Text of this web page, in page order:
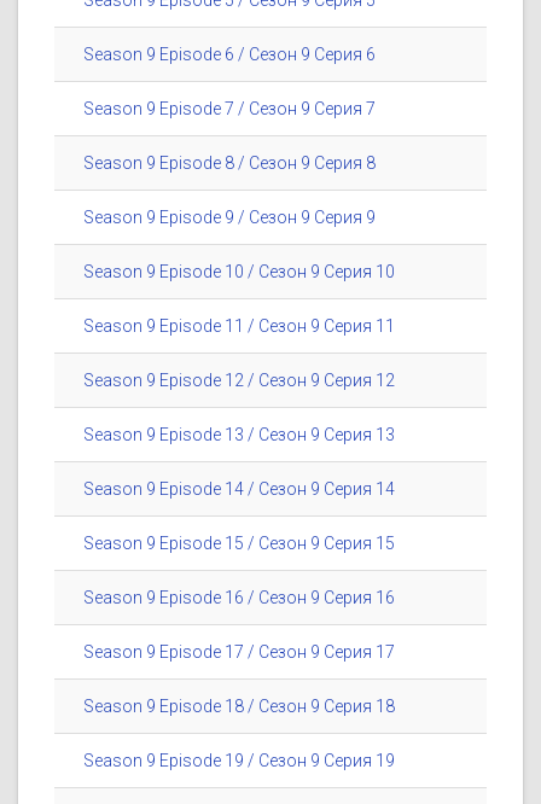
Season 9 Episode 6 / Сезон 9 Серия 6
Season 9 Episode 7 / Сезон 9 Серия 7
Season 9 Episode 8 / Сезон 9 Серия 8
Season 9 Episode 9 / Сезон 9 Серия 9
Season 9 Episode 10 / Сезон 9 Серия 10
Season 9 Episode 11 / Сезон 9 Серия 11
Season 9 Episode 12 / Сезон 9 Серия 12
Season 9 Episode 13 / Сезон 9 Серия 13
Season 9 Episode 14 / Сезон 9 Серия 14
Season 9 Episode 15 / Сезон 9 Серия 15
Season 9 Episode 16 / Сезон 9 Серия 16
Season 9 Episode 17 / Сезон 9 Серия 17
Season 9 Episode 18 / Сезон 9 Серия 18
Season 9 Episode 19 / Сезон 9 Серия 19